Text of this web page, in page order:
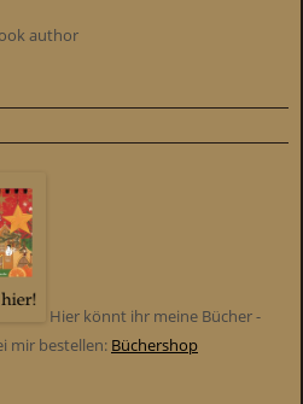
author
Hier könnt ihr meine Bücher -
mir bestellen: Büchershop